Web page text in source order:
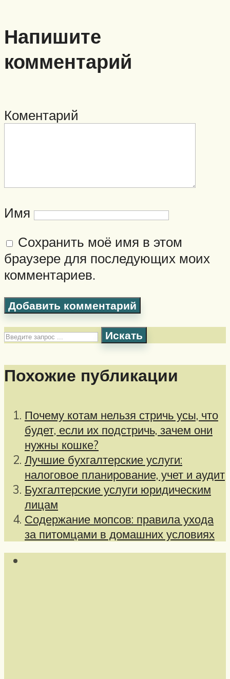
Напишите
комментарий
Коментарий
Имя
Сохранить моё имя в этом
браузере для последующих моих
комментариев.
Искать
Похожие публикации
Почему котам нельзя стричь усы, что
будет, если их подстричь, зачем они
нужны кошке?
Лучшие бухгалтерские услуги:
налоговое планирование, учет и аудит
Бухгалтерские услуги юридическим
лицам
Содержание мопсов: правила ухода
за питомцами в домашних условиях